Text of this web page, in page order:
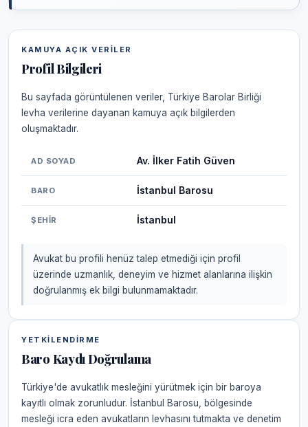
KAMUYA AÇIK VERILER
Profil Bilgileri
Bu sayfada görüntülenen veriler, Türkiye Barolar Birliği
levha verilerine dayanan kamuya açık bilgilerden
oluşmaktadır.
AD SOYAD Av. İlker Fatih Güven
BARO İstanbul Barosu
ŞEHIR İstanbul
Avukat bu profili henüz talep etmediği için profil
üzerinde uzmanlık, deneyim ve hizmet alanlarına ilişkin
doğrulanmış ek bilgi bulunmamaktadır.
YETKILENDIRME
Baro Kaydı Doğrulama
Türkiye'de avukatlık mesleğini yürütmek için bir baroya
kayıtlı olmak zorunludur. İstanbul Barosu, bölgesinde
mesleği icra eden avukatların levhasını tutmakta ve denetim